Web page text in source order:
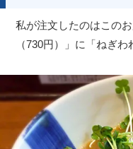
私が注文したのはこの
（730円）」に「ねぎ